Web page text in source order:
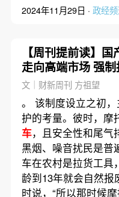
2024年11月29日 · 政经
【周刊提前读】
走向高端市场 强
过时引讨论
文｜财新周刊 方祖望
。 该制度设立之初
护的考量。彼时，摩
车，且安全性和尾气
黑烟、噪音扰民是普
车在农村是拉货工具
龄到13年就会自然报
时说，“所以那时候